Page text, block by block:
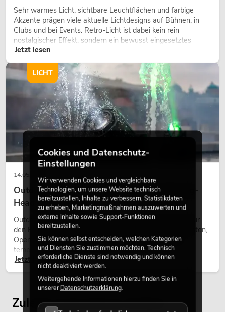
OMNITRONIC ODP-204
Installationslautsprecher 16 Ohm weiß
No. 11036951
Bestand reicht ca. 12 Wo.
149,00
Installationslautsprecher 100V schwarz
Sehr warmes Licht, sichtbare Leuchtflächen und farbige
Akzente prägen viele aktuelle Lichtdesigns auf Bühnen, in
Clubs und bei Events. Retro-Licht ist dabei kein rein
nostalgischer Effekt, sondern ein bewusst eingesetztes
Gestaltungsmittel: Es schafft Atmosphäre, gibt Szenen
wirken lassen.
Jetzt lesen
14.05.2026
Outdoor Moving-Heads: Wetterfeste Moving-
Heads bei Events
Outdoor Moving-Heads sind bewegliche Scheinwerfer für
den Einsatz im Freien. Sie werden bei Festivals, Stadtfesten,
Open-Air-Konzerten, Architekturinszenierungen und
temporären Außeninstallationen eingesetzt.
Jetzt lesen
LICHT
Zuletzt angesehene Artikel
Cookies und Datenschutz-
Einstellungen
Wir verwenden Cookies und vergleichbare
Technologien, um unsere Website technisch
bereitzustellen, Inhalte zu verbessern, Statistikdaten
zu erheben, Marketingmaßnahmen auszuwerten und
externe Inhalte sowie Support-Funktionen
bereitzustellen.
Sie können selbst entscheiden, welchen Kategorien
und Diensten Sie zustimmen möchten. Technisch
erforderliche Dienste sind notwendig und können
nicht deaktiviert werden.
Weitergehende Informationen hierzu finden Sie in
unsererDatenschutzerklärung.